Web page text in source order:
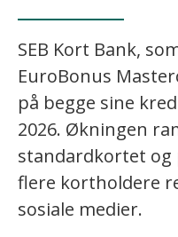
SEB Kort Bank,
EuroBonus
på begge sine
2026. Økningen
standardkortet og
flere kortholdere
sosiale medier.